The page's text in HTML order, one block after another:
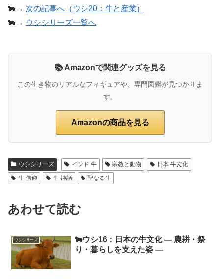
🐄→ 次の記事へ（ウシ20：牛と産業）
🐄→ ウシシリーズ一覧へ
📚 Amazonで関連グッズを見る
この生き物のリアルなフィギュアや、専門図鑑が見つかりま
す。
Amazonの商品を見る
ウシシリーズ インド 牛 宗教と動物
日本 牛文化
牛 信仰
牛 神話 聖なる牛
あわせて読む
ウシシリーズ
🐄ウシ16：日本の牛文化 ― 農耕・祭
り・暮らしを支えた姿 ―